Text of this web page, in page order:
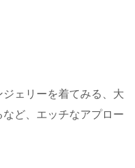
ェリーを着てみる、大
ど、エッチなアプロー